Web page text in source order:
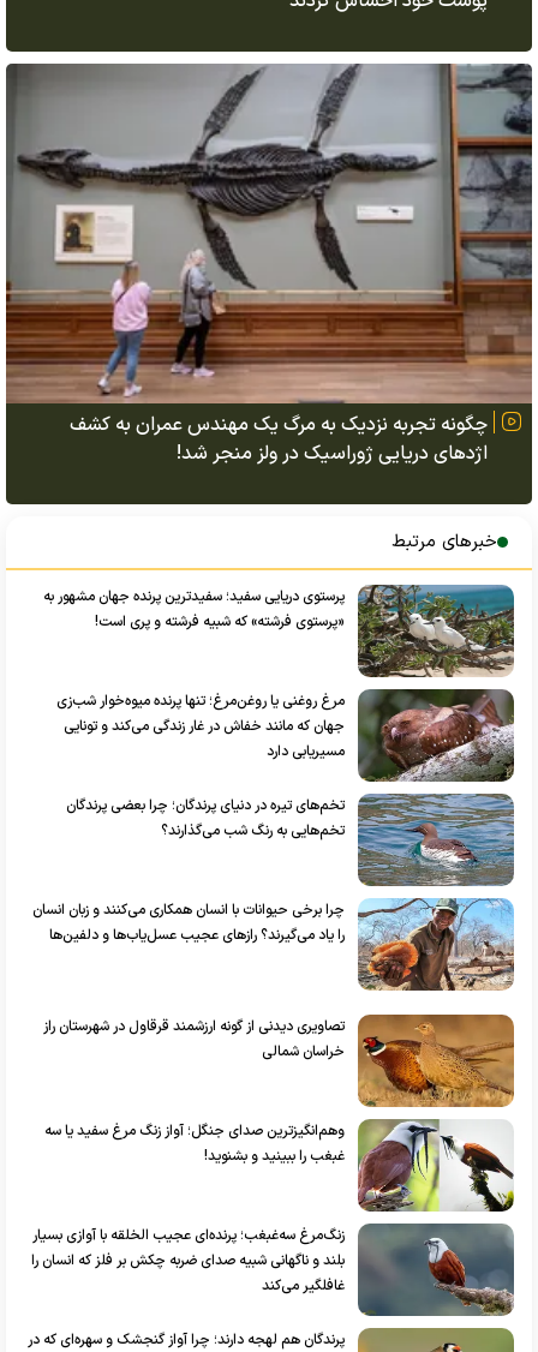
چگونه تجربه نزدیک به مرگ یک مهندس عمران به کشف
اژد‌های دریایی ژوراسیک در ولز منجر شد!
خبرهای مرتبط
پرستوی دریایی سفید؛ سفیدترین پرنده جهان مشهور به
«پرستوی فرشته» که شبیه فرشته و پری است!
مرغ روغنی یا روغن‌مرغ؛ تنها پرنده میوه‌خوار شب‌زی
جهان که مانند خفاش در غار زندگی می‌کند و تونایی
مسیریابی دارد
تخم‌های تیره در دنیای پرندگان؛ چرا بعضی پرندگان
تخم‌هایی به رنگ شب می‌گذارند؟
چرا برخی حیوانات با انسان همکاری می‌کنند و زبان انسان
را یاد می‌گیرند؟ راز‌های عجیب عسل‌یاب‌ها و دلفین‌ها
تصاویری دیدنی از گونه ارزشمند قرقاول در شهرستان راز
خراسان شمالی
وهم‌انگیزترین صدای جنگل؛ آواز زنگ مرغ سفید یا سه
غبغب را ببینید و بشنوید!
زنگ‌مرغ سه‌غبغب؛ پرنده‌ای عجیب الخلقه با آوازی بسیار
بلند و ناگهانی شبیه صدای ضربه چکش بر فلز که انسان‌ را
غافلگیر می‌کند
پرندگان هم لهجه دارند؛ چرا آواز گنجشک‌ و سهره‌ای که در